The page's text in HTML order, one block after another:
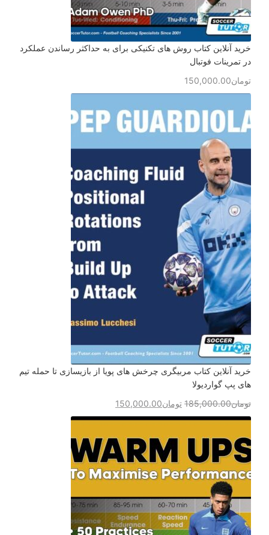
خرید آنلاین کتاب روش های تکنیکی برای به حداکثر رساندن عملکرد
در تمرینات فوتبال
تومان150,000.00
خرید آنلاین کتاب مربیگری چرخش های پویا از بازیسازی تا حمله تیم
های پپ گواردیولا
تومان185,000.00 تومان150,000.00